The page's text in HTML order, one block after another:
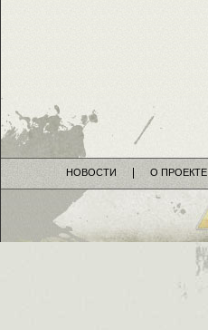
НОВОСТИ О ПРОЕКТЕ